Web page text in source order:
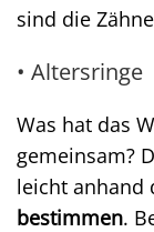
sind die
• Altersringe
Was hat das
gemeinsam?
leicht anhand
bestimmen.